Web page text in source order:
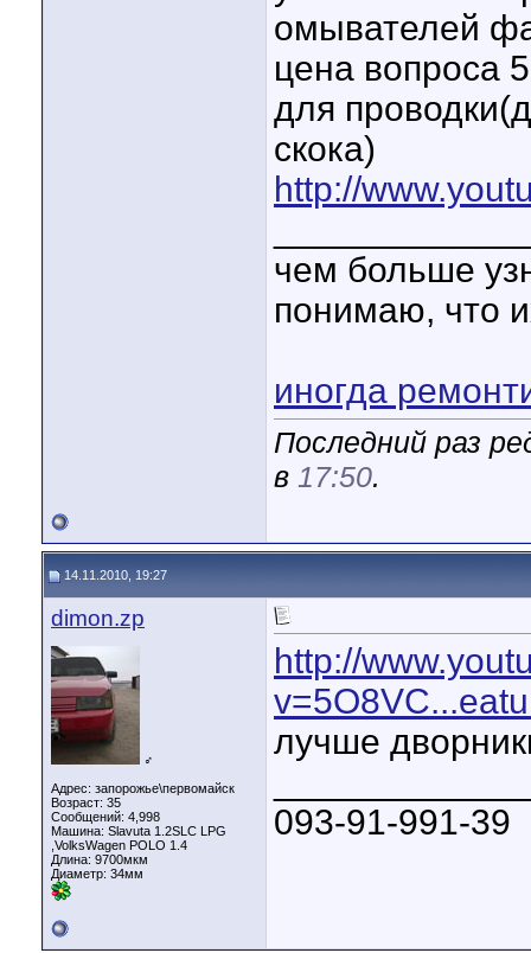
омывателей
цена вопроса
для
скока)
http://
чем больше
понимаю, что
иногда
Последний раз
в 17:50.
14.11.2010, 19:27
dimon.zp
♂
Адрес: запорожье\первомайск
Возраст: 35
Сообщений: 4,998
Машина: Slavuta 1.2SLС LPG
,VolksWagen POLO 1.4
Длина: 9700мкм
Диаметр: 34мм
http://
лучше
093-91-991-39